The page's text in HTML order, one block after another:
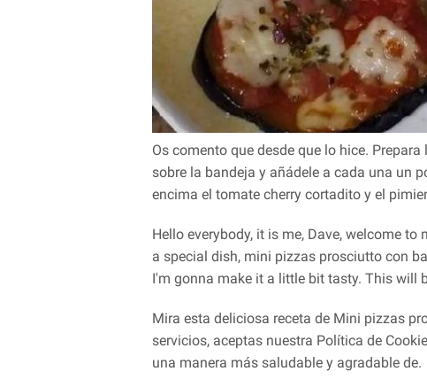
Os comento que desde que lo hice.
sobre la bandeja y añádele a cada una un
encima el tomate cherry cortadito y el
Hello everybody, it is me, Dave, welcome
a special dish, mini pizzas prosciutto con
I'm gonna make it a little bit tasty. This will
Mira esta deliciosa receta de Mini pizzas
servicios, aceptas nuestra Política de
una manera más saludable y agradable de.